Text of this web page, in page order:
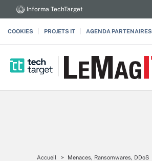
Informa TechTarget
COOKIES PROJETS IT AGENDA PARTENAIRES
Accueil Menaces, Ransomwares, DDoS